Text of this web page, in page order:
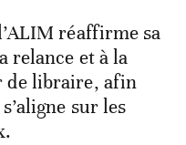
réaffirme sa
relance et à la
de libraire, afin
sur les